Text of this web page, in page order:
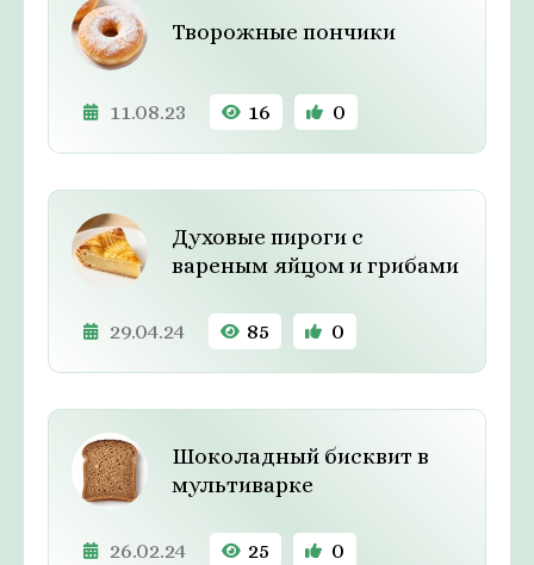
Творожные пончики
11.08.23 16 0
Духовые пироги с
вареным яйцом и грибами
29.04.24 85 0
Шоколадный бисквит в
мультиварке
26.02.24 25 0